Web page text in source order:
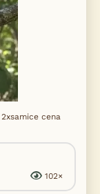
cena
102×